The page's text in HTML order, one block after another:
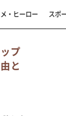
・ヒーロー スポ
プ
と